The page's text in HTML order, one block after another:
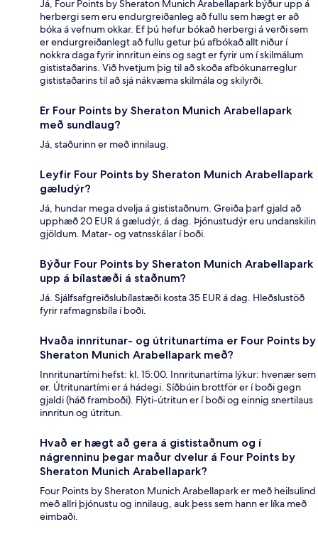
Já, Four Points by Sheraton Munich Arabellapark býður upp á
herbergi sem eru endurgreiðanleg að fullu sem hægt er að
bóka á vefnum okkar. Ef þú hefur bókað herbergi á verði sem
er endurgreiðanlegt að fullu getur þú afbókað allt niður í
nokkra daga fyrir innritun eins og sagt er fyrir um í skilmálum
gististaðarins. Við hvetjum þig til að skoða afbókunarreglur
gististaðarins til að sjá nákvæma skilmála og skilyrði.
Er Four Points by Sheraton Munich Arabellapark
með sundlaug?
Já, staðurinn er með innilaug.
Leyfir Four Points by Sheraton Munich Arabellapark
gæludýr?
Já, hundar mega dvelja á gististaðnum. Greiða þarf gjald að
upphæð 20 EUR á gæludýr, á dag. Þjónustudýr eru undanskilin
gjöldum. Matar- og vatnsskálar í boði.
Býður Four Points by Sheraton Munich Arabellapark
upp á bílastæði á staðnum?
Já. Sjálfsafgreiðslubílastæði kosta 35 EUR á dag. Hleðslustöð
fyrir rafmagnsbíla í boði.
Hvaða innritunar- og útritunartíma er Four Points by
Sheraton Munich Arabellapark með?
Innritunartími hefst: kl. 15:00. Innritunartíma lýkur: hvenær sem
er. Útritunartími er á hádegi. Síðbúin brottför er í boði gegn
gjaldi (háð framboði). Flýti-útritun er í boði og einnig snertilaus
innritun og útritun.
Hvað er hægt að gera á gististaðnum og í
nágrenninu þegar maður dvelur á Four Points by
Sheraton Munich Arabellapark?
Four Points by Sheraton Munich Arabellapark er með heilsulind
með allri þjónustu og innilaug, auk þess sem hann er líka með
eimbaði.